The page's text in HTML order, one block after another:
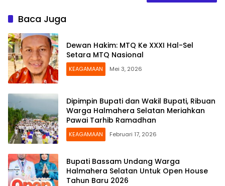
Baca Juga
Dewan Hakim: MTQ Ke XXXI Hal-Sel
Setara MTQ Nasional
KEAGAMAAN Mei 3, 2026
Dipimpin Bupati dan Wakil Bupati, Ribuan
Warga Halmahera Selatan Meriahkan
Pawai Tarhib Ramadhan
KEAGAMAAN Februari 17, 2026
Bupati Bassam Undang Warga
Halmahera Selatan Untuk Open House
Tahun Baru 2026